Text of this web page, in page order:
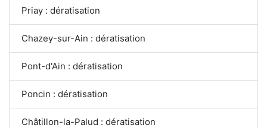
Priay : dératisation
Chazey-sur-Ain : dératisation
Pont-d'Ain : dératisation
Poncin : dératisation
Châtillon-la-Palud : dératisation